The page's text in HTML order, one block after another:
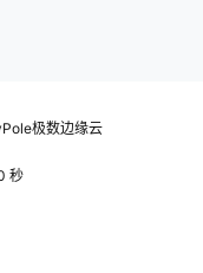
极数边缘云
秒